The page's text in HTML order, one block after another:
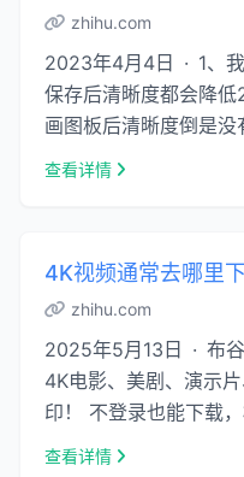
zhihu.com
2023年4月4日 · 1、
保存后清晰度都会降
画图板后清晰度倒是
查看详情
4K视频通常去哪里
zhihu.com
2025年5月13日 · 布
4K电影、美剧、演示
印！ 不登录也能下载
么多，也可能是排列方
查看详情